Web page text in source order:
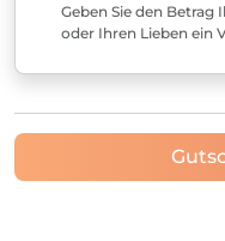
Geben Sie den Betrag
oder Ihren Lieben ein